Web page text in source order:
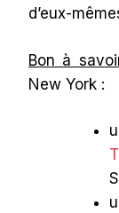
d’eux-
Bon à
New York :